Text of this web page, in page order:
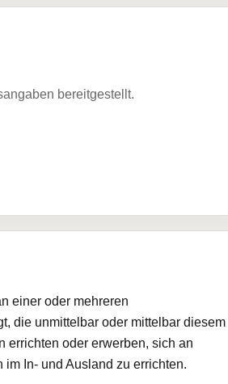
bereitgestellt.
einer oder mehreren
die unmittelbar oder mittelbar diesem
errichten oder erwerben, sich an
In- und Ausland zu errichten.